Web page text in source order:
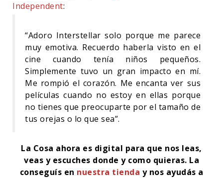
Independent:
“Adoro Interstellar solo porque me parece
muy emotiva. Recuerdo haberla visto en el
cine cuando tenía niños pequeños.
Simplemente tuvo un gran impacto en mí.
Me rompió el corazón. Me encanta ver sus
películas cuando no estoy en ellas porque
no tienes que preocuparte por el tamaño de
tus orejas o lo que sea”.
La Cosa ahora es digital para que nos leas,
veas y escuches donde y como quieras. La
conseguís en nuestra tienda y nos ayudás a